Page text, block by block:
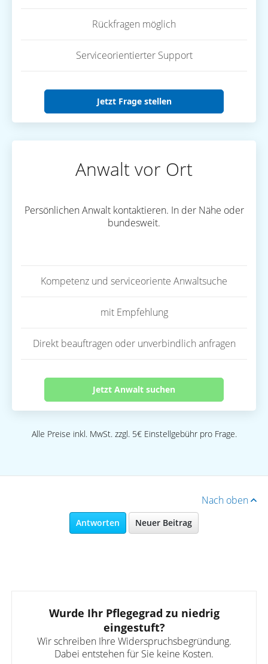
Rückfragen möglich
Serviceorientierter Support
Jetzt Frage stellen
Anwalt vor Ort
Persönlichen Anwalt kontaktieren. In der Nähe oder
bundesweit.
Kompetenz und serviceoriente Anwaltsuche
mit Empfehlung
Direkt beauftragen oder unverbindlich anfragen
Jetzt Anwalt suchen
Alle Preise inkl. MwSt. zzgl. 5€ Einstellgebühr pro Frage.
Nach oben
Antworten Neuer Beitrag
Wurde Ihr Pflegegrad zu niedrig
eingestuft?
Wir schreiben Ihre Widerspruchsbegründung.
Dabei entstehen für Sie keine Kosten.